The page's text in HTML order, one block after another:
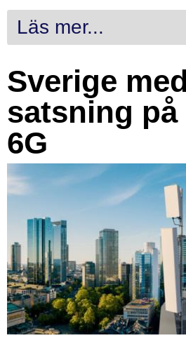
Läs mer...
Sverige
satsning på
6G